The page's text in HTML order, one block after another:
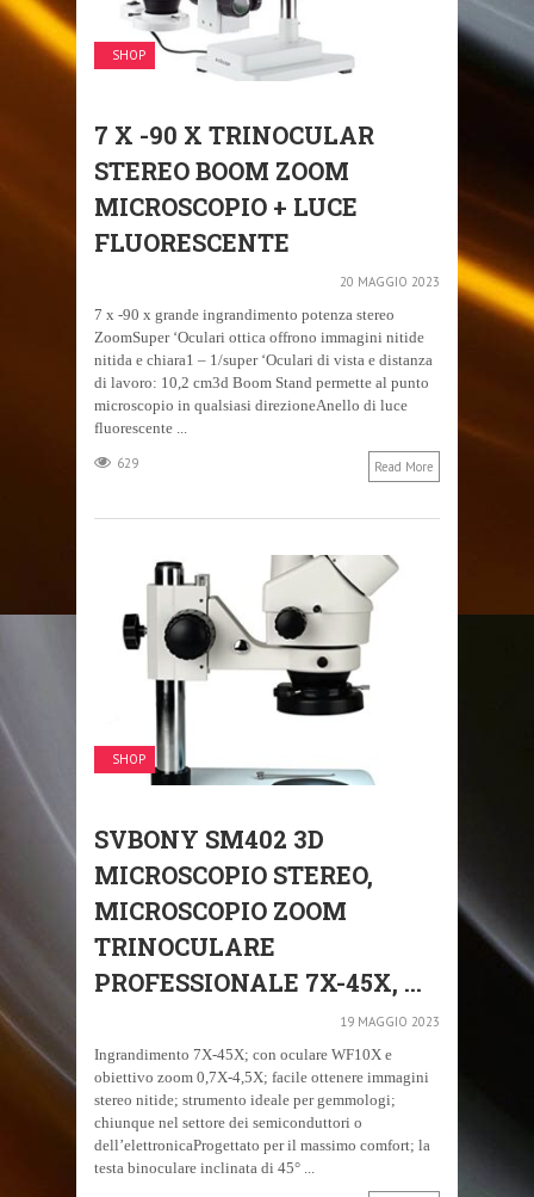
SHOP
7 X -90 X TRINOCULAR
STEREO BOOM ZOOM
MICROSCOPIO + LUCE
FLUORESCENTE
20 MAGGIO 2023
7 x -90 x grande ingrandimento potenza stereo
ZoomSuper ‘Oculari ottica offrono immagini nitide
nitida e chiara1 – 1/super ‘Oculari di vista e distanza
di lavoro: 10,2 cm3d Boom Stand permette al punto
microscopio in qualsiasi direzioneAnello di luce
fluorescente ...
629 Read More
SHOP
SVBONY SM402 3D
MICROSCOPIO STEREO,
MICROSCOPIO ZOOM
TRINOCULARE
PROFESSIONALE 7X-45X, ...
19 MAGGIO 2023
Ingrandimento 7X-45X; con oculare WF10X e
obiettivo zoom 0,7X-4,5X; facile ottenere immagini
stereo nitide; strumento ideale per gemmologi;
chiunque nel settore dei semiconduttori o
dell’elettronicaProgettato per il massimo comfort; la
testa binoculare inclinata di 45° ...